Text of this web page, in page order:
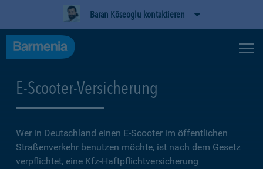
Baran Köseoglu kontaktieren
E-Scooter-Versicherung
Wer in Deutschland einen E-Scooter im öffentlichen
Straßenverkehr benutzen möchte, ist nach dem Gesetz
verpflichtet, eine Kfz-Haftpflichtversicherung